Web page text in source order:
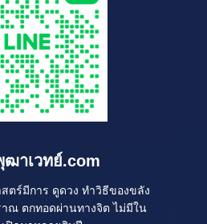
ฒาเวทย์.com
ตร์มีการ ดูดวง ทำวิธีของขลัง
าณ ตกทอดผ่านทางจิต ไม่มีใน